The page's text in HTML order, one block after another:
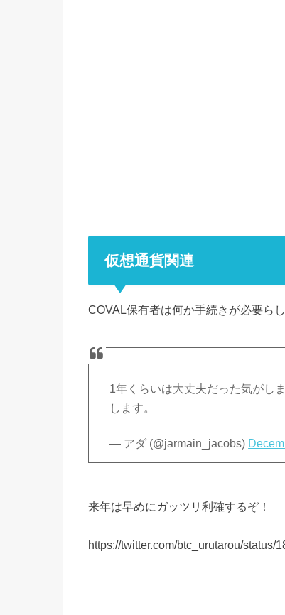
仮想通貨関連
COVAL保有者は何か手続きが必要ら
1年くらいは大丈夫だった気がし
します。
— アダ (@jarmain_jacobs)
来年は早めにガッツリ利確するぞ！
https://twitter.com/btc_urutarou/status/